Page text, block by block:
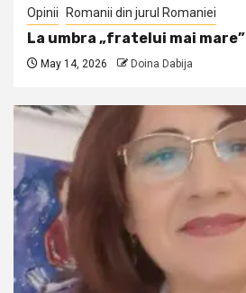
Opinii Romanii din jurul Romaniei
La umbra „fratelui mai mare”
May 14, 2026 Doina Dabija